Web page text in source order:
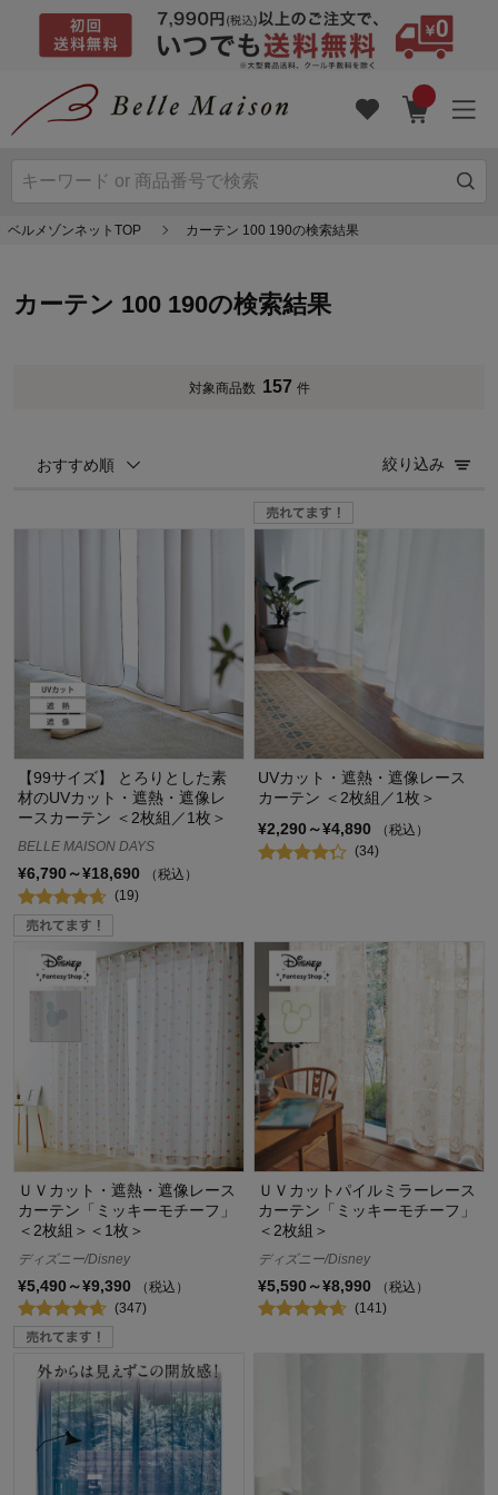
ベルメゾンネットTOP カーテン 100 190の検索結果
カーテン 100 190の検索結果
対象商品数 157 件
おすすめ順 絞り込み
【99サイズ】 とろりとした素
材のUVカット・遮熱・遮像レ
ースカーテン ＜2枚組／1枚＞
BELLE MAISON DAYS
¥6,790～¥18,690
（税込）
(19)
UVカット・遮熱・遮像レース
カーテン ＜2枚組／1枚＞
¥2,290～¥4,890
（税込）
(34)
ＵＶカット・遮熱・遮像レース
カーテン「ミッキーモチーフ」
＜2枚組＞＜1枚＞
ディズニー/Disney
¥5,490～¥9,390
（税込）
(347)
ＵＶカットパイルミラーレース
カーテン「ミッキーモチーフ」
＜2枚組＞
ディズニー/Disney
¥5,590～¥8,990
（税込）
(141)